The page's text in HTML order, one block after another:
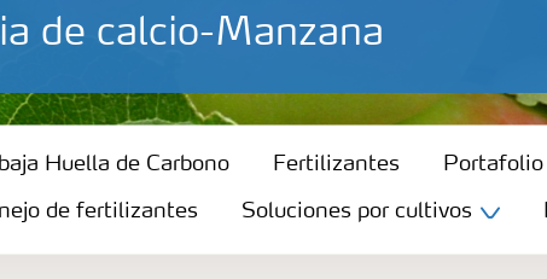
de calcio-Manzana
Huella de Carbono
Huella de Carbono Fertilizantes
de fertilizantes Soluciones por cultivos